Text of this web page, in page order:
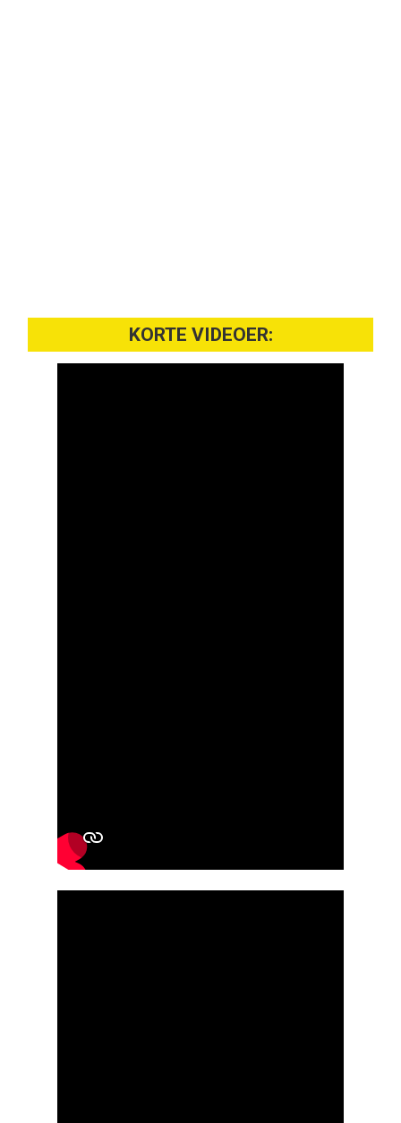
KORTE VIDEOER: